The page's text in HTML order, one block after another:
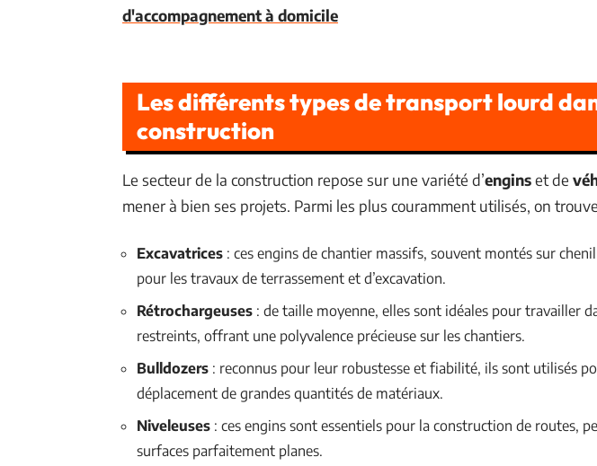
d'accompagnement à domicile
Les différents types de transport lourd
construction
Le secteur de la construction repose sur une variété d’enginset de
mener à bien ses projets. Parmi les plus couramment utilisés, on
Excavatrices : ces engins de chantier massifs, souvent montés sur
pour les travaux de terrassement et d’excavation.
Rétrochargeuses : de taille moyenne, elles sont idéales pour travailler
restreints, offrant une polyvalence précieuse sur les chantiers.
Bulldozers : reconnus pour leur robustesse et fiabilité, ils sont utilisés
déplacement de grandes quantités de matériaux.
Niveleuses : ces engins sont essentiels pour la construction de routes,
surfaces parfaitement planes.